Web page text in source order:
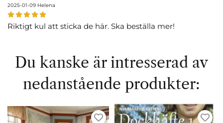
2025-01-09 Helena
Riktigt kul att sticka de här. Ska beställa mer!
Du kanske är intresserad av
nedanstående produkter: